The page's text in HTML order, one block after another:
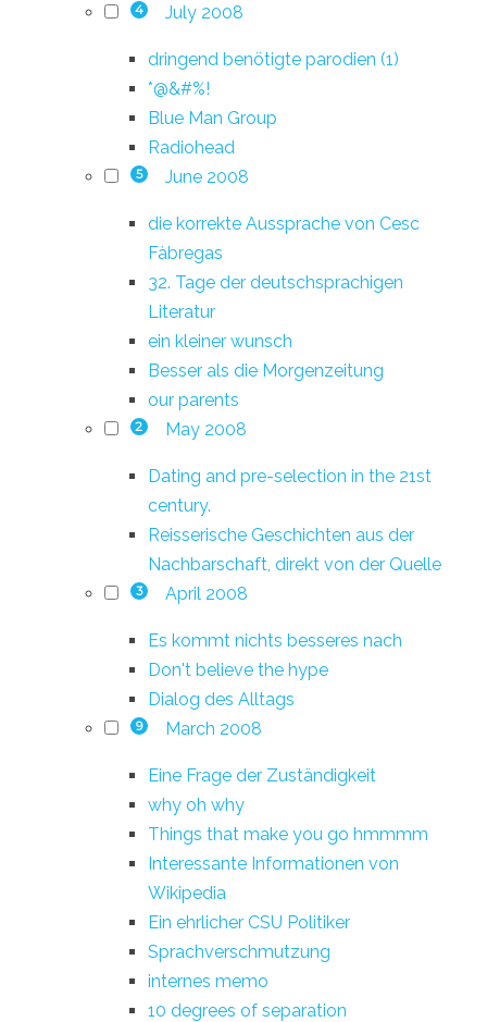
4 July 2008
dringend benötigte parodien (1)
*@&#%!
Blue Man Group
Radiohead
5 June 2008
die korrekte Aussprache von Cesc
Fàbregas
32. Tage der deutschsprachigen
Literatur
ein kleiner wunsch
Besser als die Morgenzeitung
our parents
2 May 2008
Dating and pre-selection in the 21st
century.
Reisserische Geschichten aus der
Nachbarschaft, direkt von der Quelle
3 April 2008
Es kommt nichts besseres nach
Don't believe the hype
Dialog des Alltags
9 March 2008
Eine Frage der Zuständigkeit
why oh why
Things that make you go hmmmm
Interessante Informationen von
Wikipedia
Ein ehrlicher CSU Politiker
Sprachverschmutzung
internes memo
10 degrees of separation